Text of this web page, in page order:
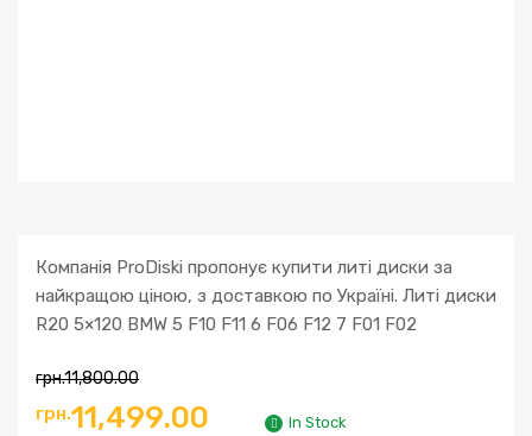
Компанія ProDiski пропонує купити литі диски за
найкращою ціною, з доставкою по Україні. Литі диски
R20 5×120 BMW 5 F10 F11 6 F06 F12 7 F01 F02
грн.11,800.00
Оригінальна
грн.11,499.00 Поточна
In Stock